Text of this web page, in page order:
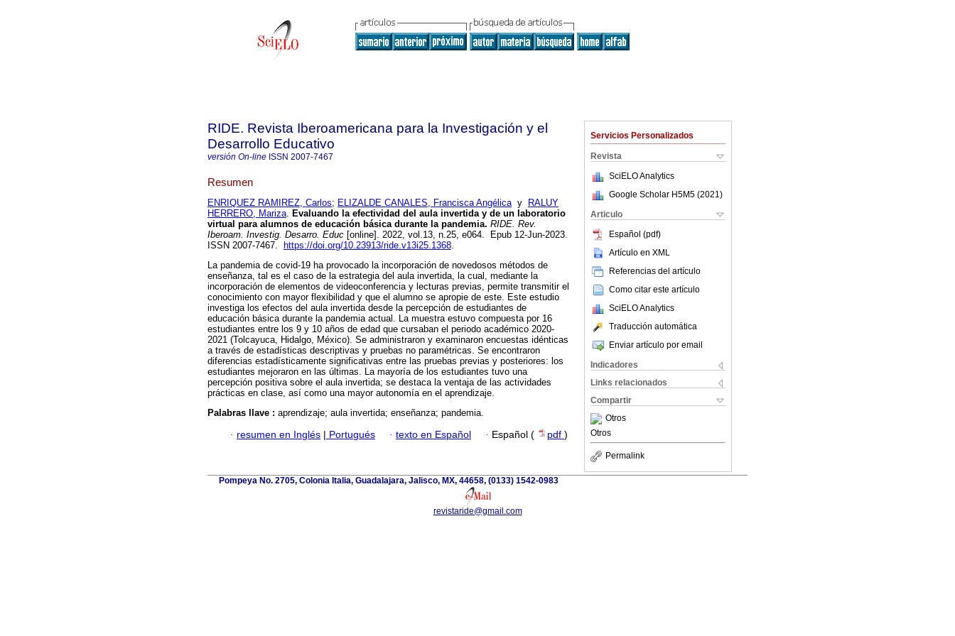
Servicios Personalizados
Revista
SciELO Analytics
Google Scholar H5M5 (2021 )
Articulo
Español (pdf)
Artículo en XML
Referencias del artículo
Como citar este artículo
SciELO Analytics
Traducción automática
Enviar artículo por email
Indicadores
Links relacionados
Compartir
Otros
Otros
Permalink
RIDE. Revista Iberoamericana para la Investigación y el
Desarrollo Educativo
versión On-line ISSN 2007-7467
Resumen
ENRIQUEZ RAMIREZ, Carlos; ELIZALDE CANALES, Francisca Angélicay
RALUY
HERRERO, Mariza. Evaluando la efectividad del aula invertida y de un laboratorio
virtual para alumnos de educación básica durante la pandemia. RIDE. Rev.
Iberoam. Investig. Desarro. Educ [online]. 2022, vol.13, n.25, e064. Epub 12-Jun-2023.
ISSN 2007-7467.
https://doi.org/10.23913/ride.v13i25.1368.
La pandemia de covid-19 ha provocado la incorporación de novedosos métodos de
enseñanza, tal es el caso de la estrategia del aula invertida, la cual, mediante la
incorporación de elementos de videoconferencia y lecturas previas, permite transmitir el
conocimiento con mayor flexibilidad y que el alumno se apropie de este. Este estudio
investiga los efectos del aula invertida desde la percepción de estudiantes de
educación básica durante la pandemia actual. La muestra estuvo compuesta por 16
estudiantes entre los 9 y 10 años de edad que cursaban el periodo académico 2020-
2021 (Tolcayuca, Hidalgo, México). Se administraron y examinaron encuestas idénticas
a través de estadísticas descriptivas y pruebas no paramétricas. Se encontraron
diferencias estadísticamente significativas entre las pruebas previas y posteriores: los
estudiantes mejoraron en las últimas. La mayoría de los estudiantes tuvo una
percepción positiva sobre el aula invertida; se destaca la ventaja de las actividades
prácticas en clase, así como una mayor autonomía en el aprendizaje.
Palabras llave : aprendizaje; aula invertida; enseñanza; pandemia.
· resumen en Inglés | Portugués · texto en Español · Español ( pdf )
Pompeya No. 2705, Colonia Italia, Guadalajara, Jalisco, MX, 44658, (0133) 1542-0983
revistaride@gmail.com